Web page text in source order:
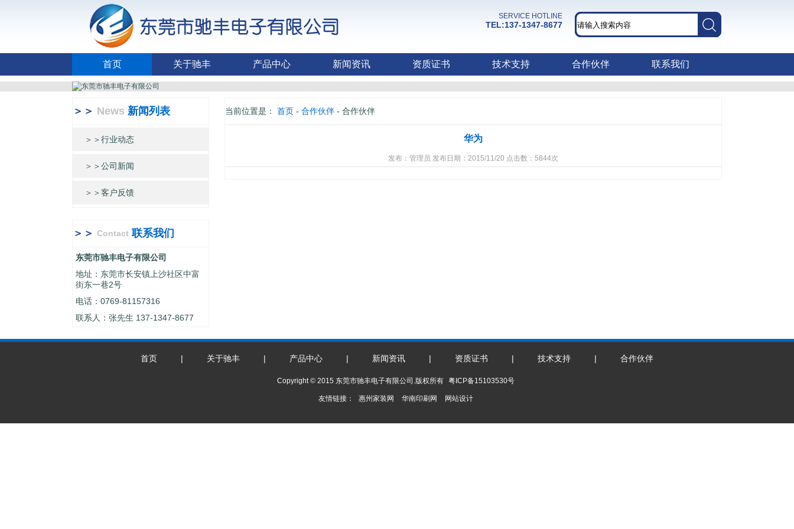
SERVICE HOTLINE
TEL:137-1347-8677
首页 关于驰丰 产品中心 新闻资讯 资质证书 技术支持 合作伙伴 联系我们
＞＞ News 新闻列表
＞＞行业动态
＞＞公司新闻
＞＞客户反馈
＞＞ Contact 联系我们
东莞市驰丰电子有限公司
地址：东莞市长安镇上沙社区中富
街东一巷2号
电话：0769-81157316
联系人：张先生 137-1347-8677
当前位置是： 首页 - 合作伙伴 - 合作伙伴
华为
发布： 管理员 发布日期：2015/11/20 点击数： 5844次
首页 | 关于驰丰 | 产品中心 | 新闻资讯 | 资质证书 | 技术支持 | 合作伙伴
Copyright © 2015 东莞市驰丰电子有限公司.版权所有 粤ICP备15103530号
友情链接： 惠州家装网 华南印刷网 网站设计